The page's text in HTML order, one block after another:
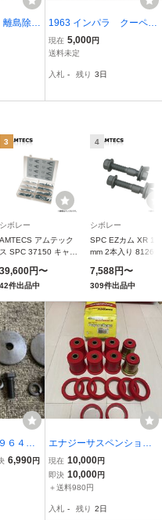
離島除
ス ・
ポーツ
アブソ
1963 インパラ クーペ
リア ロアアーム
現在 5,000円
送料未定
入札 - 残り 3日
3
シボレー
AMTECS アムテック
ス SPC 37150 キャス
用デュオフィット シ
ムセット フロント用
アキュラ SLX 1996〜
2000
39,600円〜
42件出品中
4
シボレー
SPC EZカム XR 14
mm 2本入り 81260
7,588円〜
309件出品中
６４年
フロン
ロール
シュボ
6,990円
エナジーサスペンショ
ン リアコントロールア
ームブッシュセット 3.3
159R カプリス インパ
ラetc
現在 10,000円
即決 10,000円
＋送料980円
入札 - 残り 2日